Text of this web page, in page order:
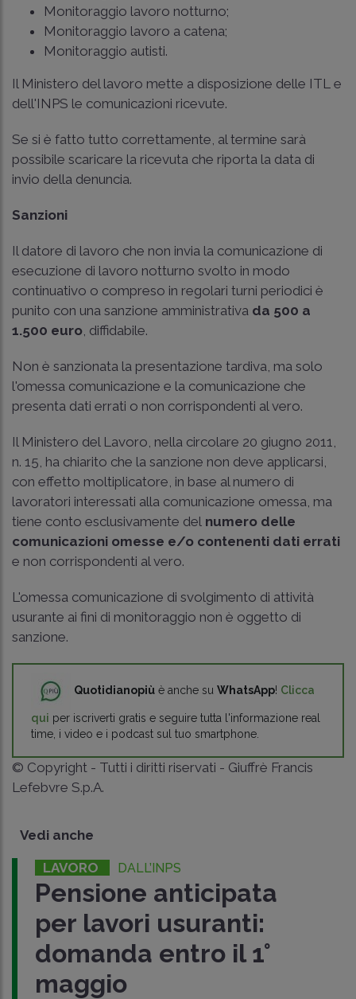
Monitoraggio lavoro notturno;
Monitoraggio lavoro a catena;
Monitoraggio autisti.
Il Ministero del lavoro mette a disposizione delle ITL e
dell'INPS le comunicazioni ricevute.
Se si è fatto tutto correttamente, al termine sarà
possibile scaricare la ricevuta che riporta la data di
invio della denuncia.
Sanzioni
Il datore di lavoro che non invia la comunicazione di
esecuzione di lavoro notturno svolto in modo
continuativo o compreso in regolari turni periodici è
punito con una sanzione amministrativa da 500 a
1.500 euro , diffidabile.
Non è sanzionata la presentazione tardiva, ma solo
l'omessa comunicazione e la comunicazione che
presenta dati errati o non corrispondenti al vero.
Il Ministero del Lavoro, nella circolare 20 giugno 2011,
n. 15 , ha chiarito che la sanzione non deve applicarsi,
con effetto moltiplicatore, in base al numero di
lavoratori interessati alla comunicazione omessa, ma
tiene conto esclusivamente del numero delle
comunicazioni omesse e/o contenenti dati errati
e non corrispondenti al vero.
L'omessa comunicazione di svolgimento di attività
usurante ai fini di monitoraggio non è oggetto di
sanzione.
Quotidianopiù è anche su WhatsApp! Clicca
qui per iscriverti gratis e seguire tutta l'informazione real
time, i video e i podcast sul tuo smartphone.
© Copyright - Tutti i diritti riservati - Giuffrè Francis
Lefebvre S.p.A.
Vedi anche
LAVORO DALL’INPS
Pensione anticipata
per lavori usuranti:
domanda entro il 1°
maggio